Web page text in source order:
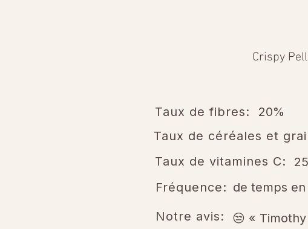
Crispy
Taux de fibres:
20%
Taux de céréales et
Taux de vitamines C:
de temps
😒 «
Fréquence:
Notre avis: